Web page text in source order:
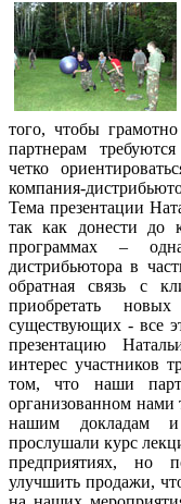
того, чтобы
партнерам
четко
компания-
Тема презентации
так как донести до
программах –
дистрибьютора в
обратная связь с
приобретать
существующих - все
презентацию
интерес участников
том, что наши
организованном нами
нашим докладам
прослушали курс
предприятиях, но
улучшить продажи,